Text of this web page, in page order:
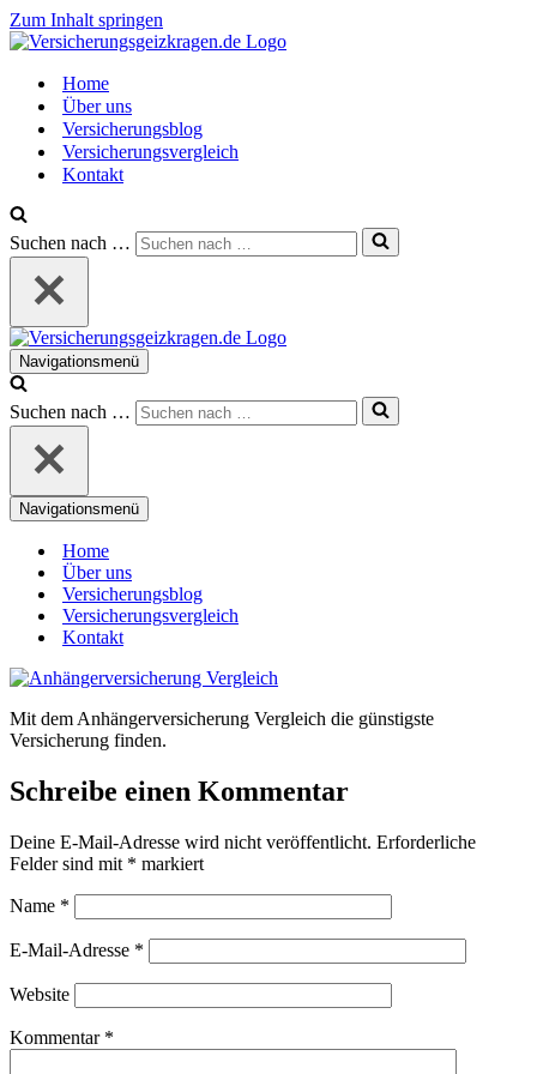
Zum Inhalt springen
Home
Über uns
Versicherungsblog
Versicherungsvergleich
Kontakt
Suchen nach …
Navigationsmenü
Suchen nach …
Navigationsmenü
Home
Über uns
Versicherungsblog
Versicherungsvergleich
Kontakt
Mit dem Anhängerversicherung Vergleich die günstigste
Versicherung finden.
Schreibe einen Kommentar
Deine E-Mail-Adresse wird nicht veröffentlicht. Erforderliche
Felder sind mit * markiert
Name *
E-Mail-Adresse *
Website
Kommentar *